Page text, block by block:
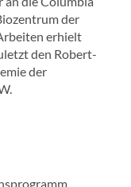
der
erhielt
den Robert-
der